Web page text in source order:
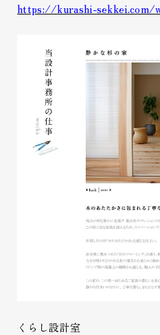
https://kurashi-sekkei.com/
くらし設計室